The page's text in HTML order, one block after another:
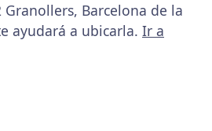
Granollers, Barcelona de la
ayudará a ubicarla. Ir a